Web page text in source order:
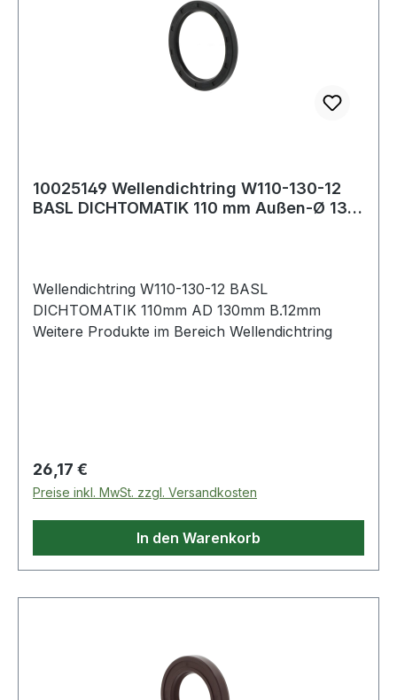
10025149 Wellendichtring W110-130-12
BASL DICHTOMATIK 110 mm Außen-Ø 130
Wellendichtring W110-130-12 BASL
DICHTOMATIK 110mm AD 130mm B.12mm
Weitere Produkte im Bereich Wellendichtring
Regulärer Preis:
26,17 €
Preise inkl. MwSt. zzgl. Versandkosten
In den Warenkorb